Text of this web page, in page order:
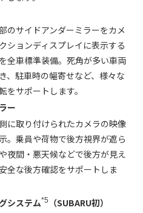
のサイドアンダーミラーをカメ
ションディスプレイに表示する
全車標準装備。死角が多い車両
、駐車時の幅寄せなど、様々な
をサポートします。
ー
に取り付けられたカメラの映像
。乗員や荷物で後方視界が遮ら
夜間・悪天候などで後方が見え
全な後方確認をサポートしま
システム*5
（SUBARU初）